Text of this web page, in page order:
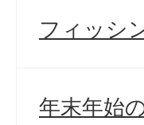
フィッシ
年末年始